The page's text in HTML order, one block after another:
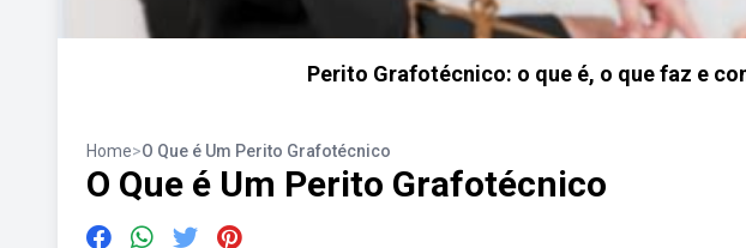
Perito Grafotécnico: o que é, o que faz e
Home>O Que é Um Perito Grafotécnico
O Que é Um Perito Grafotécnico